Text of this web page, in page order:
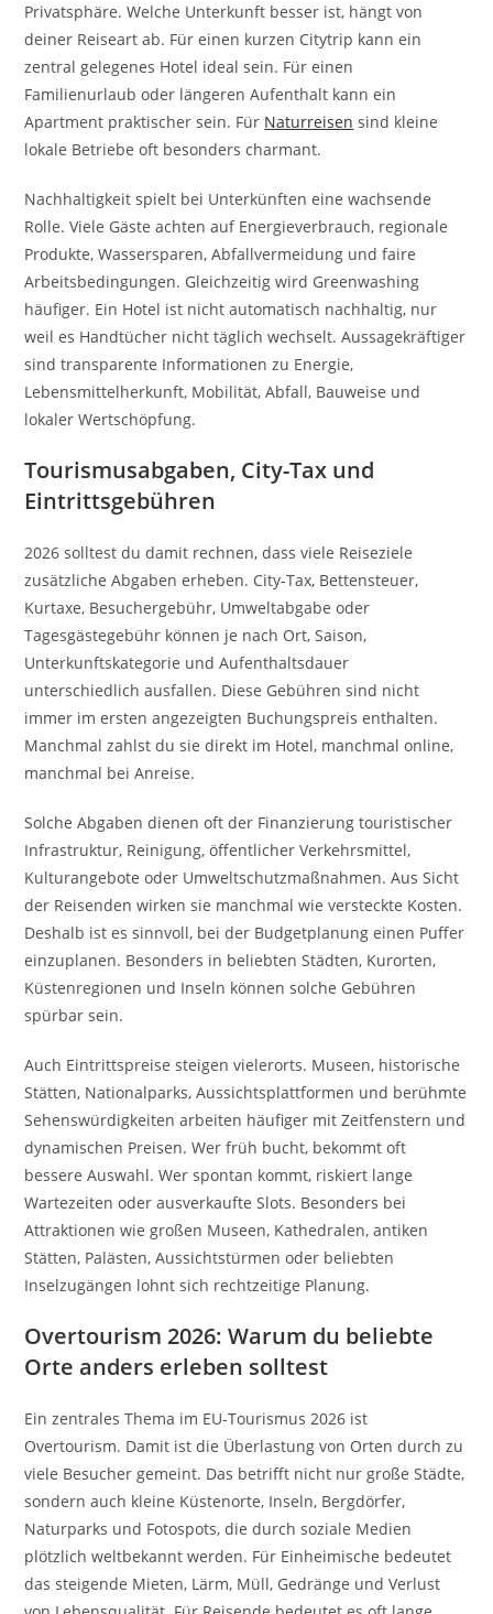
Privatsphäre. Welche Unterkunft besser ist, hängt von
deiner Reiseart ab. Für einen kurzen Citytrip kann ein
zentral gelegenes Hotel ideal sein. Für einen
Familienurlaub oder längeren Aufenthalt kann ein
Apartment praktischer sein. Für Naturreisen sind kleine
lokale Betriebe oft besonders charmant.
Nachhaltigkeit spielt bei Unterkünften eine wachsende
Rolle. Viele Gäste achten auf Energieverbrauch, regionale
Produkte, Wassersparen, Abfallvermeidung und faire
Arbeitsbedingungen. Gleichzeitig wird Greenwashing
häufiger. Ein Hotel ist nicht automatisch nachhaltig, nur
weil es Handtücher nicht täglich wechselt. Aussagekräftiger
sind transparente Informationen zu Energie,
Lebensmittelherkunft, Mobilität, Abfall, Bauweise und
lokaler Wertschöpfung.
Tourismusabgaben, City-Tax und
Eintrittsgebühren
2026 solltest du damit rechnen, dass viele Reiseziele
zusätzliche Abgaben erheben. City-Tax, Bettensteuer,
Kurtaxe, Besuchergebühr, Umweltabgabe oder
Tagesgästegebühr können je nach Ort, Saison,
Unterkunftskategorie und Aufenthaltsdauer
unterschiedlich ausfallen. Diese Gebühren sind nicht
immer im ersten angezeigten Buchungspreis enthalten.
Manchmal zahlst du sie direkt im Hotel, manchmal online,
manchmal bei Anreise.
Solche Abgaben dienen oft der Finanzierung touristischer
Infrastruktur, Reinigung, öffentlicher Verkehrsmittel,
Kulturangebote oder Umweltschutzmaßnahmen. Aus Sicht
der Reisenden wirken sie manchmal wie versteckte Kosten.
Deshalb ist es sinnvoll, bei der Budgetplanung einen Puffer
einzuplanen. Besonders in beliebten Städten, Kurorten,
Küstenregionen und Inseln können solche Gebühren
spürbar sein.
Auch Eintrittspreise steigen vielerorts. Museen, historische
Stätten, Nationalparks, Aussichtsplattformen und berühmte
Sehenswürdigkeiten arbeiten häufiger mit Zeitfenstern und
dynamischen Preisen. Wer früh bucht, bekommt oft
bessere Auswahl. Wer spontan kommt, riskiert lange
Wartezeiten oder ausverkaufte Slots. Besonders bei
Attraktionen wie großen Museen, Kathedralen, antiken
Stätten, Palästen, Aussichtstürmen oder beliebten
Inselzugängen lohnt sich rechtzeitige Planung.
Overtourism 2026: Warum du beliebte
Orte anders erleben solltest
Ein zentrales Thema im EU-Tourismus 2026 ist
Overtourism. Damit ist die Überlastung von Orten durch zu
viele Besucher gemeint. Das betrifft nicht nur große Städte,
sondern auch kleine Küstenorte, Inseln, Bergdörfer,
Naturparks und Fotospots, die durch soziale Medien
plötzlich weltbekannt werden. Für Einheimische bedeutet
das steigende Mieten, Lärm, Müll, Gedränge und Verlust